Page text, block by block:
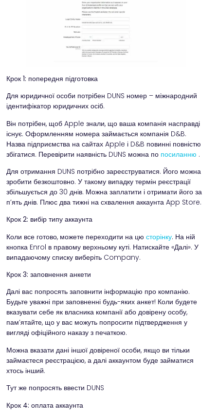
Крок 1: попередня підготовка
Для юридичної особи потрібен DUNS номер – міжнародний
ідентифікатор юридичних осіб.
Він потрібен, щоб Apple знали, що ваша компанія насправді
існує. Оформленням номера займається компанія D&B.
Назва підприємства на сайтах Apple і D&B повинні повністю
збігатися. Перевірити наявність DUNS можна по посиланню .
Для отримання DUNS потрібно зареєструватися. Його можна
зробити безкоштовно. У такому випадку термін реєстрації
збільшується до 30 днів. Можна заплатити і отримати його за
п’ять днів. Плюс два тижні на схвалення аккаунта App Store.
Крок 2: вибір типу аккаунта
Коли все готово, можете переходити на цюсторінку. На ній
кнопка Enrol в правому верхньому куті. Натискайте «Далі». У
випадаючому списку виберіть Company.
Крок 3: заповнення анкети
Далі вас попросять заповнити інформацію про компанію.
Будьте уважні при заповненні будь-яких анкет! Коли будете
вказувати себе як власника компанії або довірену особу,
пам’ятайте, що у вас можуть попросити підтвердження у
вигляді офіційного наказу з печаткою.
Можна вказати дані іншої довіреної особи, якщо ви тільки
займаєтеся реєстрацією, а далі аккаунтом буде займатися
хтось інший.
Тут же попросять ввести DUNS
Крок 4: оплата аккаунта